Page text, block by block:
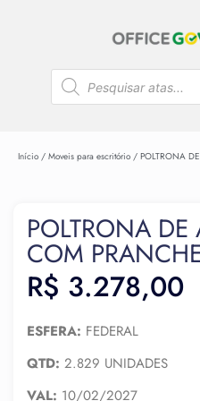
Início / Moveis para escritório / POLTRONA
POLTRONA DE
COM
R$ 3.278,00
ESFERA: FEDERAL
QTD: 2.829 UNIDADES
VAL: 10/02/2027